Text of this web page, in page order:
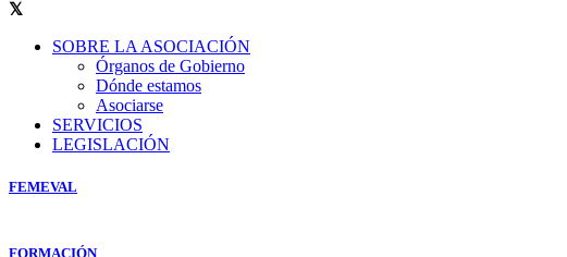
SOBRE LA ASOCIACIÓN
Órganos de Gobierno
Dónde estamos
Asociarse
SERVICIOS
LEGISLACIÓN
FEMEVAL
FORMACIÓN